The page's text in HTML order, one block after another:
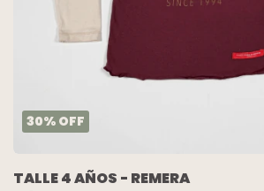
30% OFF
TALLE 4 AÑOS - REMERA